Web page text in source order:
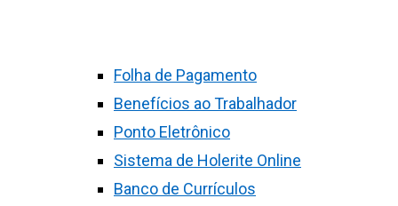
Folha de Pagamento
Benefícios ao Trabalhador
Ponto Eletrônico
Sistema de Holerite Online
Banco de Currículos